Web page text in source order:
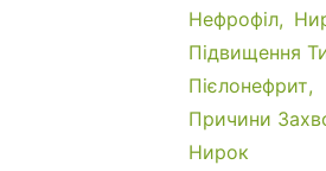
Нефрофіл
Підвищення
Пієлонефрит
Причини
Нирок